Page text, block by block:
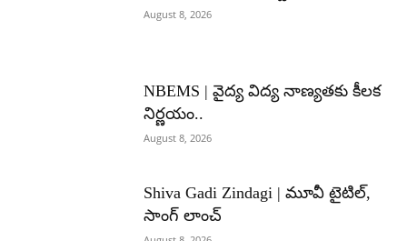
August 8, 2026
NBEMS | వైద్య విద్య నాణ్యతకు కీలక
నిర్ణయం..
August 8, 2026
Shiva Gadi Zindagi | మూవీ టైటిల్,
సాంగ్ లాంచ్